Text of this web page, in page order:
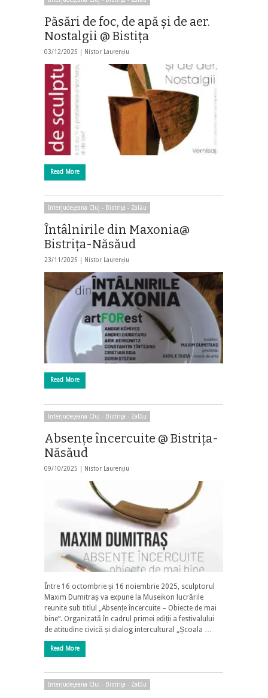
Păsări de foc, de apă şi de aer.
Nostalgii @ Bistiţa
03/12/2025 | Nistor Laurențiu
Read More
Interjudeţeana Cluj - Bistriţa - Zalău
Întâlnirile din Maxonia@
Bistriţa-Năsăud
23/11/2025 | Nistor Laurențiu
Read More
Interjudeţeana Cluj - Bistriţa - Zalău
Absenţe încercuite @ Bistriţa-
Năsăud
09/10/2025 | Nistor Laurențiu
Între 16 octombrie și 16 noiembrie 2025, sculptorul
Maxim Dumitraș va expune la Museikon lucrările
reunite sub titlul „Absențe încercuite – Obiecte de mai
bine”. Organizată în cadrul primei ediții a festivalului
de atitudine civică și dialog intercultural „Școala …
Read More
Interjudeţeana Cluj - Bistriţa - Zalău